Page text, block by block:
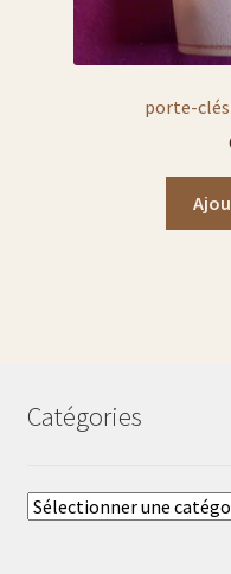
porte-
Catégories
Catégories